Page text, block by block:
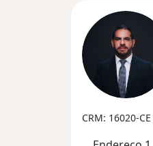
CRM: 16020-CE